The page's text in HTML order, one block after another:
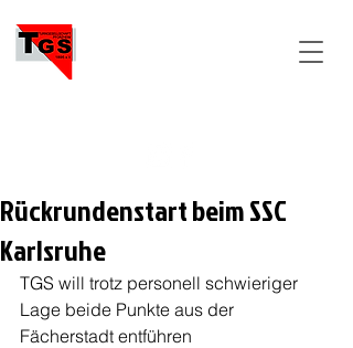
Rückrundenstart beim SSC
Karlsruhe
TGS will trotz personell schwieriger
Lage beide Punkte aus der
Fächerstadt entführen